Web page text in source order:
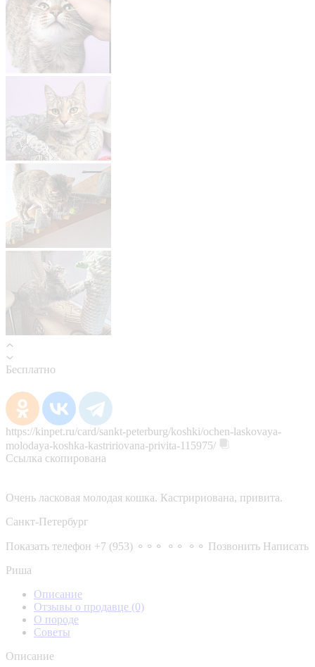
Бесплатно
https://kinpet.ru/card/sankt-peterburg/koshki/ochen-laskovaya-
molodaya-koshka-kastririovana-privita-115975/
Ссылка скопирована
Очень ласковая молодая кошка. Кастририована, привита.
Санкт-Петербург
Показать телефон +7 (953) ⚬⚬⚬ ⚬⚬ ⚬⚬ Позвонить Написать
Риша
Описание
Отзывы о продавце (0)
О породе
Советы
Описание